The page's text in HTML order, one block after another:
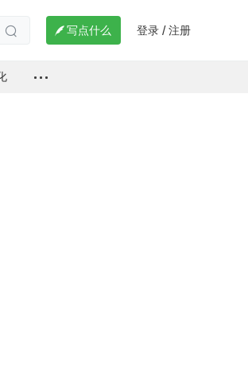
  写点什么 登录 / 注册